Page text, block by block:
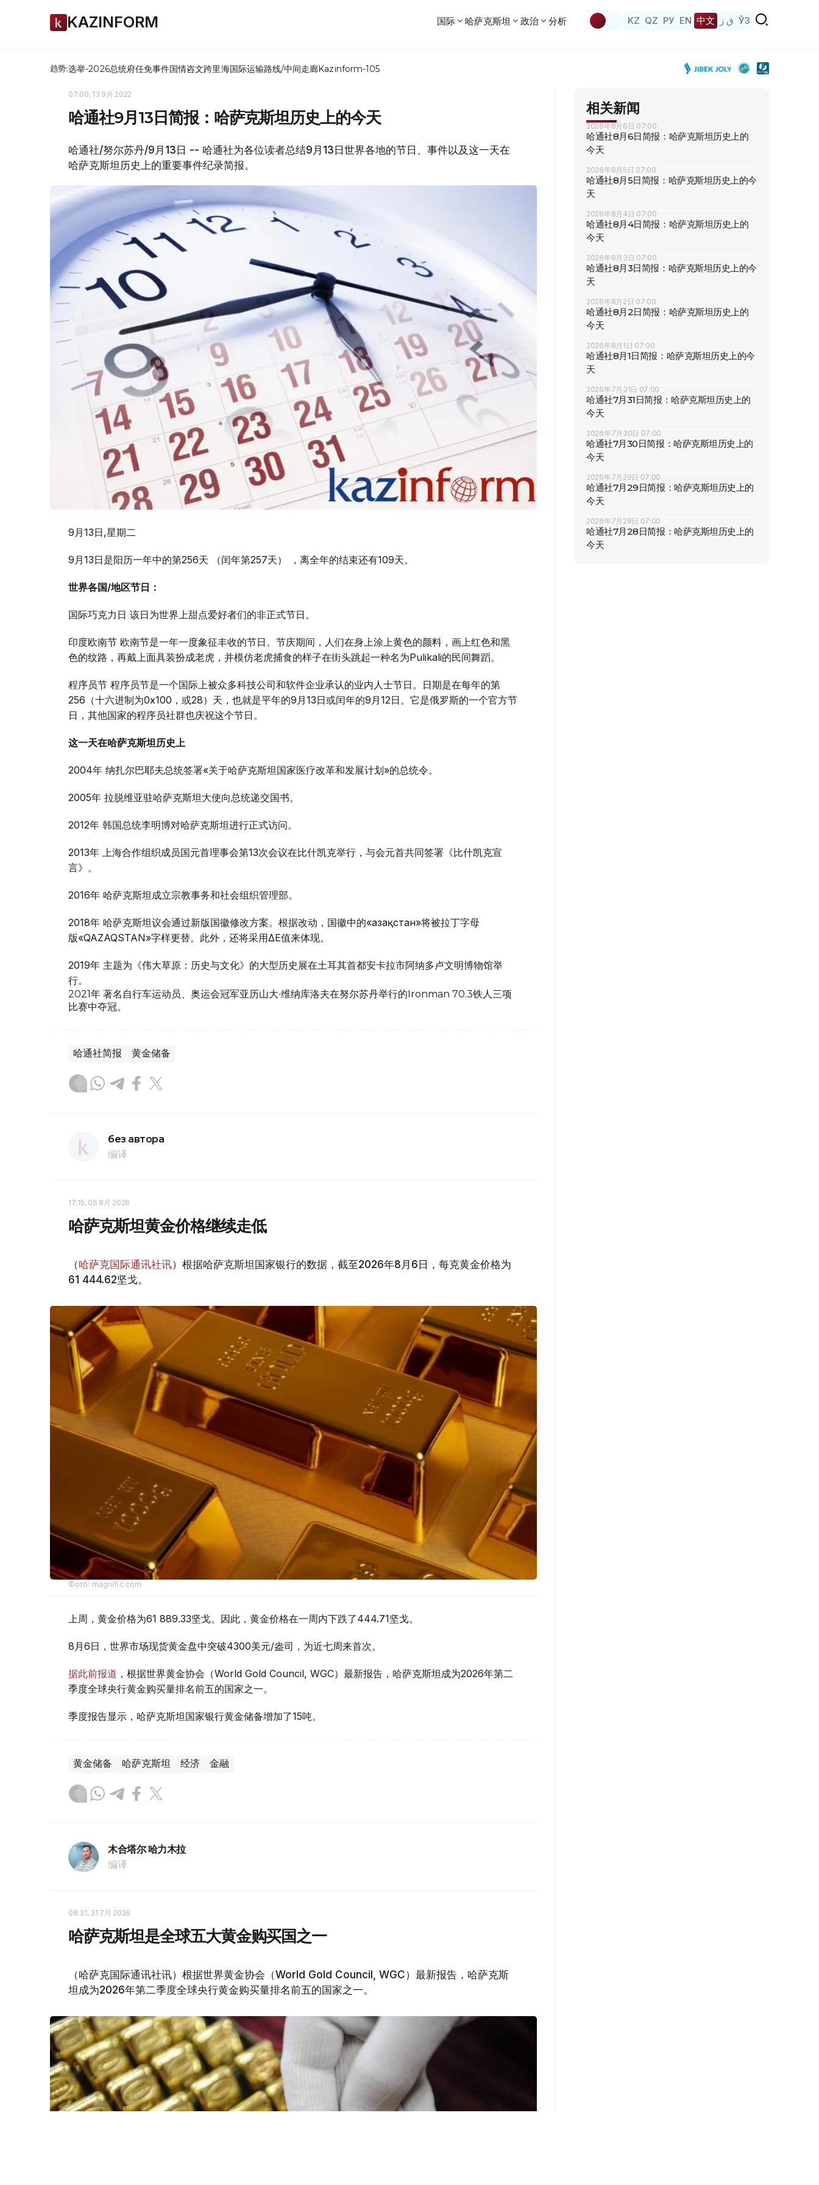
KAZINFORM 国际 哈萨克斯坦 政治 分析 KZ QZ РУ EN 中文 ق ز ЎЗ
趋势:选举-2026总统府任免事件国情咨文跨里海国际运输路线/中间走廊Kazinform-105
07:00, 13 9月 2022
哈通社9月13日简报：哈萨克斯坦历史上的今天
哈通社/努尔苏丹/9月13日 -- 哈通社为各位读者总结9月13日世界各地的节日、事件以及这一天在
哈萨克斯坦历史上的重要事件纪录简报。
9月13日,星期二
9月13日是阳历一年中的第256天 （闰年第257天） ，离全年的结束还有109天。
世界各国/地区节日：
国际巧克力日 该日为世界上甜点爱好者们的非正式节日。
印度欧南节 欧南节是一年一度象征丰收的节日。节庆期间，人们在身上涂上黄色的颜料，画上红色和黑
色的纹路，再戴上面具装扮成老虎，并模仿老虎捕食的样子在街头跳起一种名为Pulikali的民间舞蹈。
程序员节 程序员节是一个国际上被众多科技公司和软件企业承认的业内人士节日。日期是在每年的第
256（十六进制为0x100，或28）天，也就是平年的9月13日或闰年的9月12日。它是俄罗斯的一个官方节
日，其他国家的程序员社群也庆祝这个节日。
这一天在哈萨克斯坦历史上
2004年 纳扎尔巴耶夫总统签署«关于哈萨克斯坦国家医疗改革和发展计划»的总统令。
2005年 拉脱维亚驻哈萨克斯坦大使向总统递交国书。
2012年 韩国总统李明博对哈萨克斯坦进行正式访问。
2013年 上海合作组织成员国元首理事会第13次会议在比什凯克举行，与会元首共同签署《比什凯克宣
言》。
2016年 哈萨克斯坦成立宗教事务和社会组织管理部。
2018年 哈萨克斯坦议会通过新版国徽修改方案。根据改动，国徽中的«Қазақстан»将被拉丁字母
版«QAZAQSTAN»字样更替。此外，还将采用ΔE值来体现。
2019年 主题为《伟大草原：历史与文化》的大型历史展在土耳其首都安卡拉市阿纳多卢文明博物馆举
行。
2021年 著名自行车运动员、奥运会冠军亚历山大∙维纳库洛夫在努尔苏丹举行的Ironman 70.3铁人三项
比赛中夺冠。
哈通社简报 黄金储备
без автора
编译
17:15, 06 8月 2026
哈萨克斯坦黄金价格继续走低
（哈萨克国际通讯社讯）根据哈萨克斯坦国家银行的数据，截至2026年8月6日，每克黄金价格为
61 444.62坚戈。
Фото: magnific.com
上周，黄金价格为61 889.33坚戈。因此，黄金价格在一周内下跌了444.71坚戈。
8月6日，世界市场现货黄金盘中突破4300美元/盎司，为近七周来首次。
据此前报道 ，根据世界黄金协会（World Gold Council, WGC）最新报告，哈萨克斯坦成为2026年第二
季度全球央行黄金购买量排名前五的国家之一。
季度报告显示，哈萨克斯坦国家银行黄金储备增加了15吨。
黄金储备 哈萨克斯坦 经济 金融
木合塔尔 哈力木拉
编译
08:31, 31 7月 2026
哈萨克斯坦是全球五大黄金购买国之一
（哈萨克国际通讯社讯）根据世界黄金协会（World Gold Council, WGC）最新报告，哈萨克斯
坦成为2026年第二季度全球央行黄金购买量排名前五的国家之一。
相关新闻
2026年8月6日 07:00
哈通社8月6日简报：哈萨克斯坦历史上的
今天
2026年8月5日 07:00
哈通社8月5日简报：哈萨克斯坦历史上的今
天
2026年8月4日 07:00
哈通社8月4日简报：哈萨克斯坦历史上的
今天
2026年8月3日 07:00
哈通社8月3日简报：哈萨克斯坦历史上的今
天
2026年8月2日 07:00
哈通社8月2日简报：哈萨克斯坦历史上的
今天
2026年8月1日 07:00
哈通社8月1日简报：哈萨克斯坦历史上的今
天
2026年7月31日 07:00
哈通社7月31日简报：哈萨克斯坦历史上的
今天
2026年7月30日 07:00
哈通社7月30日简报：哈萨克斯坦历史上的
今天
2026年7月29日 07:00
哈通社7月29日简报：哈萨克斯坦历史上的
今天
2026年7月28日 07:00
哈通社7月28日简报：哈萨克斯坦历史上的
今天